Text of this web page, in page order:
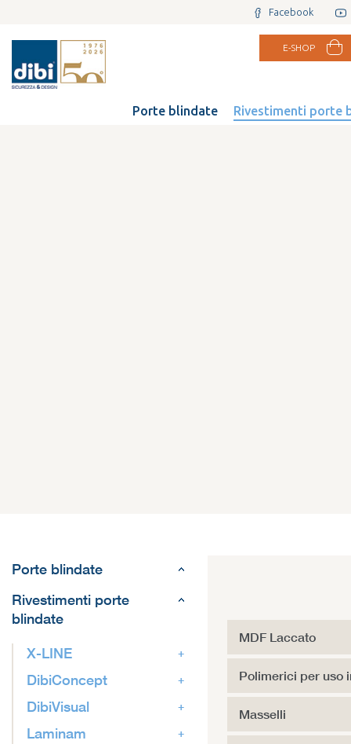
Facebook
E-SHOP
Porte blindate Rivestimenti porte
Porte blindate
Rivestimenti porte
blindate
X-LINE
DibiConcept
DibiVisual
Laminam
MDF Laccato
Polimerici per uso
Masselli